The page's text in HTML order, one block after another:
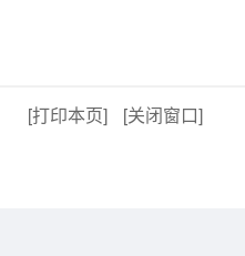
[打印本页] [关闭窗口]